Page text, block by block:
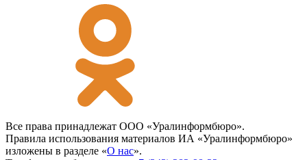
Все права принадлежат ООО «Уралинформбюро».
Правила использования материалов ИА «Уралинформбюро»
изложены в разделе «О нас».